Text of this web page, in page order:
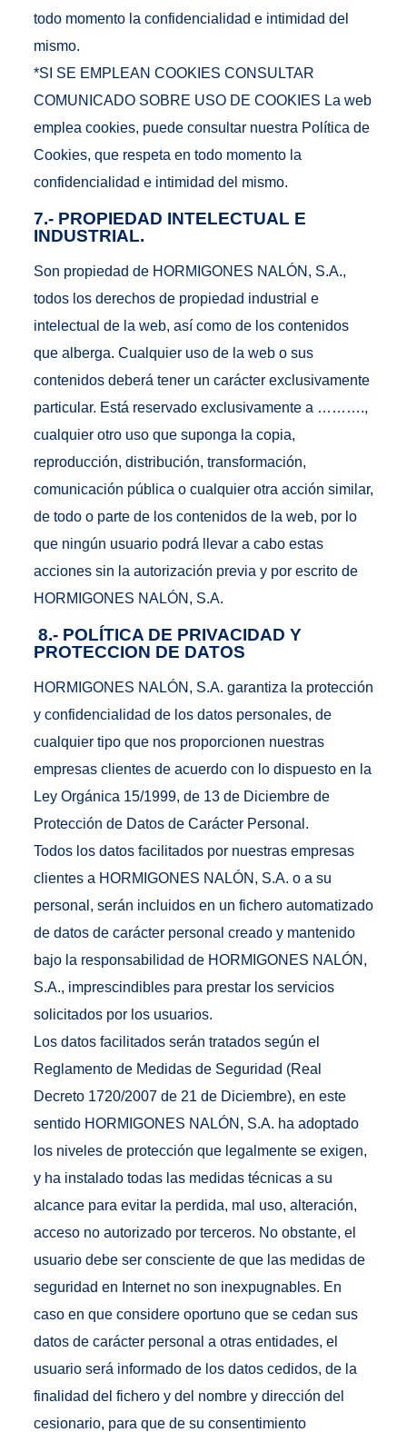
todo momento la confidencialidad e intimidad del
mismo.
*SI SE EMPLEAN COOKIES CONSULTAR
COMUNICADO SOBRE USO DE COOKIES La web
emplea cookies, puede consultar nuestra Política de
Cookies, que respeta en todo momento la
confidencialidad e intimidad del mismo.
7.- PROPIEDAD INTELECTUAL E
INDUSTRIAL.
Son propiedad de HORMIGONES NALÓN, S.A.,
todos los derechos de propiedad industrial e
intelectual de la web, así como de los contenidos
que alberga. Cualquier uso de la web o sus
contenidos deberá tener un carácter exclusivamente
particular. Está reservado exclusivamente a ……….,
cualquier otro uso que suponga la copia,
reproducción, distribución, transformación,
comunicación pública o cualquier otra acción similar,
de todo o parte de los contenidos de la web, por lo
que ningún usuario podrá llevar a cabo estas
acciones sin la autorización previa y por escrito de
HORMIGONES NALÓN, S.A.
8.- POLÍTICA DE PRIVACIDAD Y
PROTECCION DE DATOS
HORMIGONES NALÓN, S.A. garantiza la protección
y confidencialidad de los datos personales, de
cualquier tipo que nos proporcionen nuestras
empresas clientes de acuerdo con lo dispuesto en la
Ley Orgánica 15/1999, de 13 de Diciembre de
Protección de Datos de Carácter Personal.
Todos los datos facilitados por nuestras empresas
clientes a HORMIGONES NALÓN, S.A. o a su
personal, serán incluidos en un fichero automatizado
de datos de carácter personal creado y mantenido
bajo la responsabilidad de HORMIGONES NALÓN,
S.A., imprescindibles para prestar los servicios
solicitados por los usuarios.
Los datos facilitados serán tratados según el
Reglamento de Medidas de Seguridad (Real
Decreto 1720/2007 de 21 de Diciembre), en este
sentido HORMIGONES NALÓN, S.A. ha adoptado
los niveles de protección que legalmente se exigen,
y ha instalado todas las medidas técnicas a su
alcance para evitar la perdida, mal uso, alteración,
acceso no autorizado por terceros. No obstante, el
usuario debe ser consciente de que las medidas de
seguridad en Internet no son inexpugnables. En
caso en que considere oportuno que se cedan sus
datos de carácter personal a otras entidades, el
usuario será informado de los datos cedidos, de la
finalidad del fichero y del nombre y dirección del
cesionario, para que de su consentimiento